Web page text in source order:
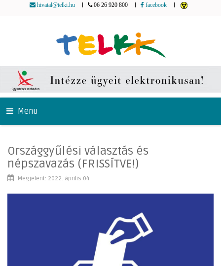
hivatal@telki.hu 06 26 920 800 facebook
Menu
Országgyűlési választás és
népszavazás (FRISSÍTVE!)
Megjelent: 2022. április 04.